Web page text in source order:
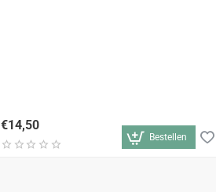
€14,50
Bestellen